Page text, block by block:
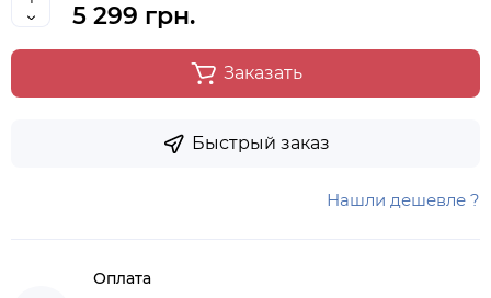
5 299 грн.
Заказать
Быстрый заказ
Нашли дешевле ?
Оплата